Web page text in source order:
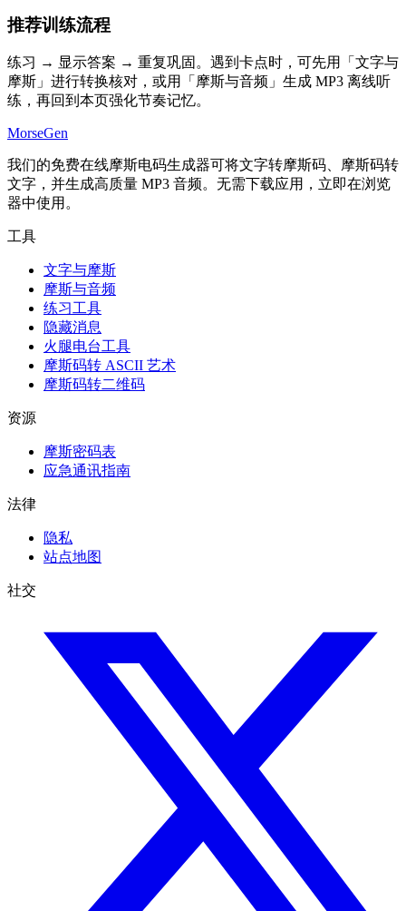
推荐训练流程
练习 → 显示答案 → 重复巩固。遇到卡点时，可先用「文字与
摩斯」进行转换核对，或用「摩斯与音频」生成 MP3 离线听
练，再回到本页强化节奏记忆。
MorseGen
我们的免费在线摩斯电码生成器可将文字转摩斯码、摩斯码转
文字，并生成高质量 MP3 音频。无需下载应用，立即在浏览
器中使用。
工具
文字与摩斯
摩斯与音频
练习工具
隐藏消息
火腿电台工具
摩斯码转 ASCII 艺术
摩斯码转二维码
资源
摩斯密码表
应急通讯指南
法律
隐私
站点地图
社交